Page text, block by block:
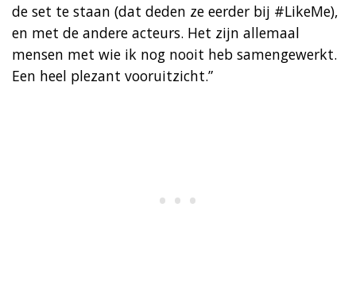
de set te staan (dat deden ze eerder bij #LikeMe),
en met de andere ­acteurs. Het zijn allemaal
mensen met wie ik nog nooit heb samengewerkt.
Een heel plezant vooruitzicht.”